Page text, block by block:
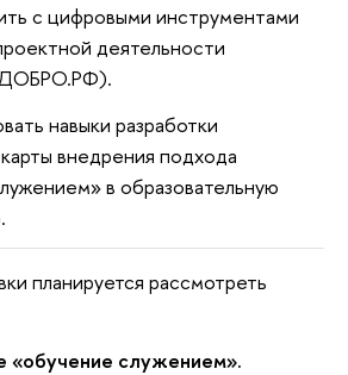
с цифровыми инструментами
деятельности
ДОБРО.РФ).
навыки разработки
внедрения подхода
в образовательную
планируется рассмотреть
«обучение служением».